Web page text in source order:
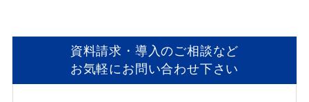
資料請求・導入のご相談など
お気軽にお問い合わせ下さい